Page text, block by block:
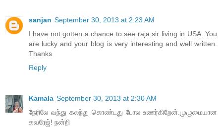
sanjan September 30, 2013 at 2:23 AM
I have not gotten a chance to see raja sir living in USA. You
are lucky and your blog is very interesting and well written.
Thanks
Reply
Kamala September 30, 2013 at 2:30 AM
நேரிலே வந்து கலந்து கொண்டது போல உணர்கிறேன்.முழுமையான
கவரேஜ்! நன்றி